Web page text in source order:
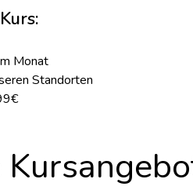
Monat
Standorten